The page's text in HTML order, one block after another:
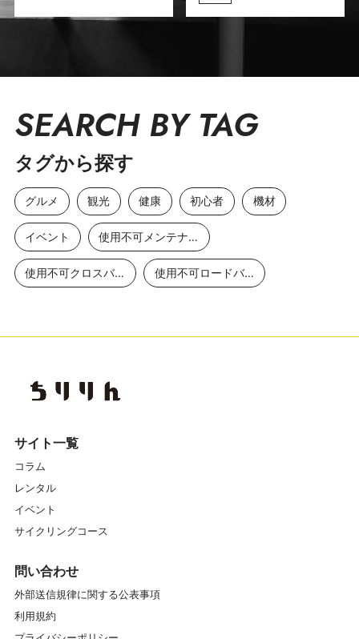
SEARCH BY TAG
タグから探す
グルメ 観光 健康 初心者 機材
イベント 使用不可メンテナンス
使用不可クロスバイク 使用不可ロードバイク
サイト一覧
コラム
レンタル
イベント
サイクリングコース
問い合わせ
外部送信規律に関する公表事項
利用規約